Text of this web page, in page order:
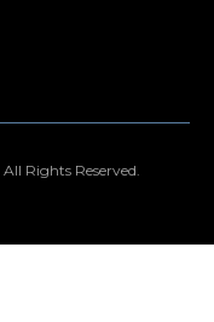
All Rights Reserved.